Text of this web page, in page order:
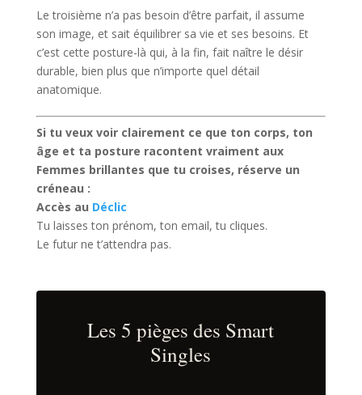
Le troisième n’a pas besoin d’être parfait, il assume
son image, et sait équilibrer sa vie et ses besoins. Et
c’est cette posture-là qui, à la fin, fait naître le désir
durable, bien plus que n’importe quel détail
anatomique.
Si tu veux voir clairement ce que ton corps, ton
âge et ta posture racontent vraiment aux
Femmes brillantes que tu croises, réserve un
créneau :
Accès au Déclic
Tu laisses ton prénom, ton email, tu cliques.
Le futur ne t’attendra pas.
Les 5 pièges des Smart
Singles